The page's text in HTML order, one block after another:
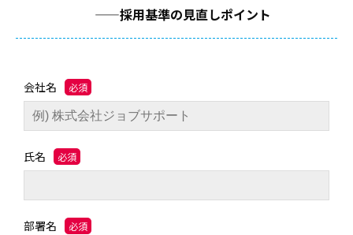
——採用基準の見直しポイント
会社名
氏名
部署名